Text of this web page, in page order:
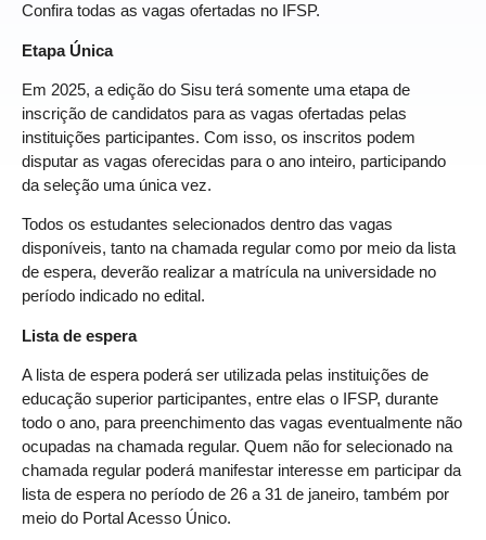
Confira todas as vagas ofertadas no IFSP.
Etapa Única
Em 2025, a edição do Sisu terá somente uma etapa de
inscrição de candidatos para as vagas ofertadas pelas
instituições participantes. Com isso, os inscritos podem
disputar as vagas oferecidas para o ano inteiro, participando
da seleção uma única vez.
Todos os estudantes selecionados dentro das vagas
disponíveis, tanto na chamada regular como por meio da lista
de espera, deverão realizar a matrícula na universidade no
período indicado no edital.
Lista de espera
A lista de espera poderá ser utilizada pelas instituições de
educação superior participantes, entre elas o IFSP, durante
todo o ano, para preenchimento das vagas eventualmente não
ocupadas na chamada regular. Quem não for selecionado na
chamada regular poderá manifestar interesse em participar da
lista de espera no período de 26 a 31 de janeiro, também por
meio do Portal Acesso Único.